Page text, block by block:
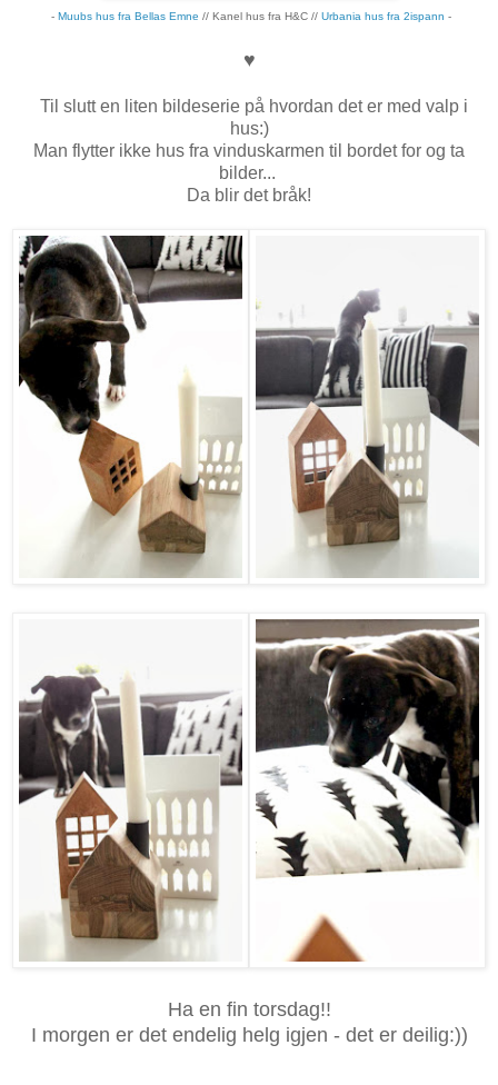
- Muubs hus fra Bellas Emne // Kanel hus fra H&C // Urbania hus fra 2ispann -
♥
Til slutt en liten bildeserie på hvordan det er med valp i
hus:)
Man flytter ikke hus fra vinduskarmen til bordet for og ta
bilder...
Da blir det bråk!
Ha en fin torsdag!!
I morgen er det endelig helg igjen - det er deilig:))